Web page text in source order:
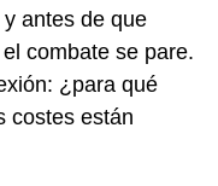
antes de que
combate se pare.
¿para qué
costes están